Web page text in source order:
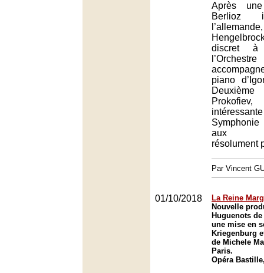
Après
Berlioz
discret
piano
aux
résolument
Par Vincent
01/10/2018
La Reine
Nouvelle
Huguenots
une mise en
Kriegenburg
de Michele
Paris.
Opéra